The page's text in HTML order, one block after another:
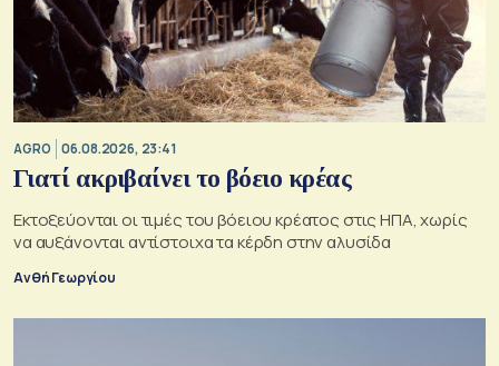
AGRO 06.08.2026, 23:41
Γιατί ακριβαίνει το βόειο κρέας
Εκτοξεύονται οι τιμές του βόειου κρέατος στις ΗΠΑ, χωρίς
να αυξάνονται αντίστοιχα τα κέρδη στην αλυσίδα
Ανθή Γεωργίου